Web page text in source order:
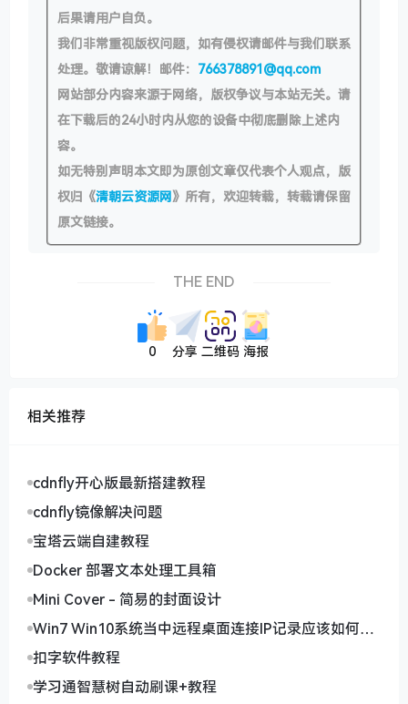
后果请用户自负。
我们非常重视版权问题，如有侵权请邮件与我们联系
处理。敬请谅解！邮件： 766378891@qq.com
网站部分内容来源于网络，版权争议与本站无关。请
在下载后的24小时内从您的设备中彻底删除上述内
容。
如无特别声明本文即为原创文章仅代表个人观点，版
权归《清朝云资源网》所有，欢迎转载，转载请保留
原文链接。
THE END
0 分享 二维码 海报
相关推荐
cdnfly开心版最新搭建教程
cdnfly镜像解决问题
宝塔云端自建教程
Docker 部署文本处理工具箱
Mini Cover - 简易的封面设计
Win7 Win10系统当中远程桌面连接IP记录应该如何删
除
扣字软件教程
学习通智慧树自动刷课+教程